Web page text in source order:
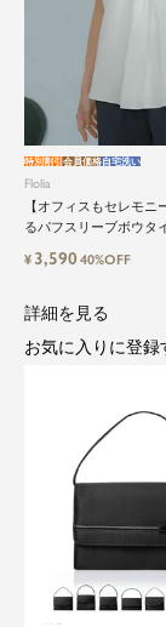
鮮度ア
性のた
オフィス
ーツ。気
Floliaの提
品よく艶
感のある
Flolia
【オフィスもセレモニ
るパフスリーブボウタ
特別割引会員価格自宅洗い
¥ 3,59040%OFF
詳細を見る
お気に入りに登録